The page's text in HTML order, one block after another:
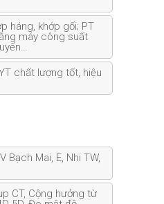
háng, khớp gối; PT
máy công suất
chất lượng tốt, hiệu
Bạch Mai, E, Nhi TW,
CT, Cộng hưởng từ